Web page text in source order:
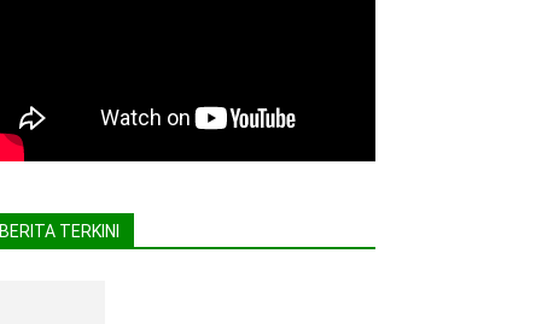
BERITA TERKINI